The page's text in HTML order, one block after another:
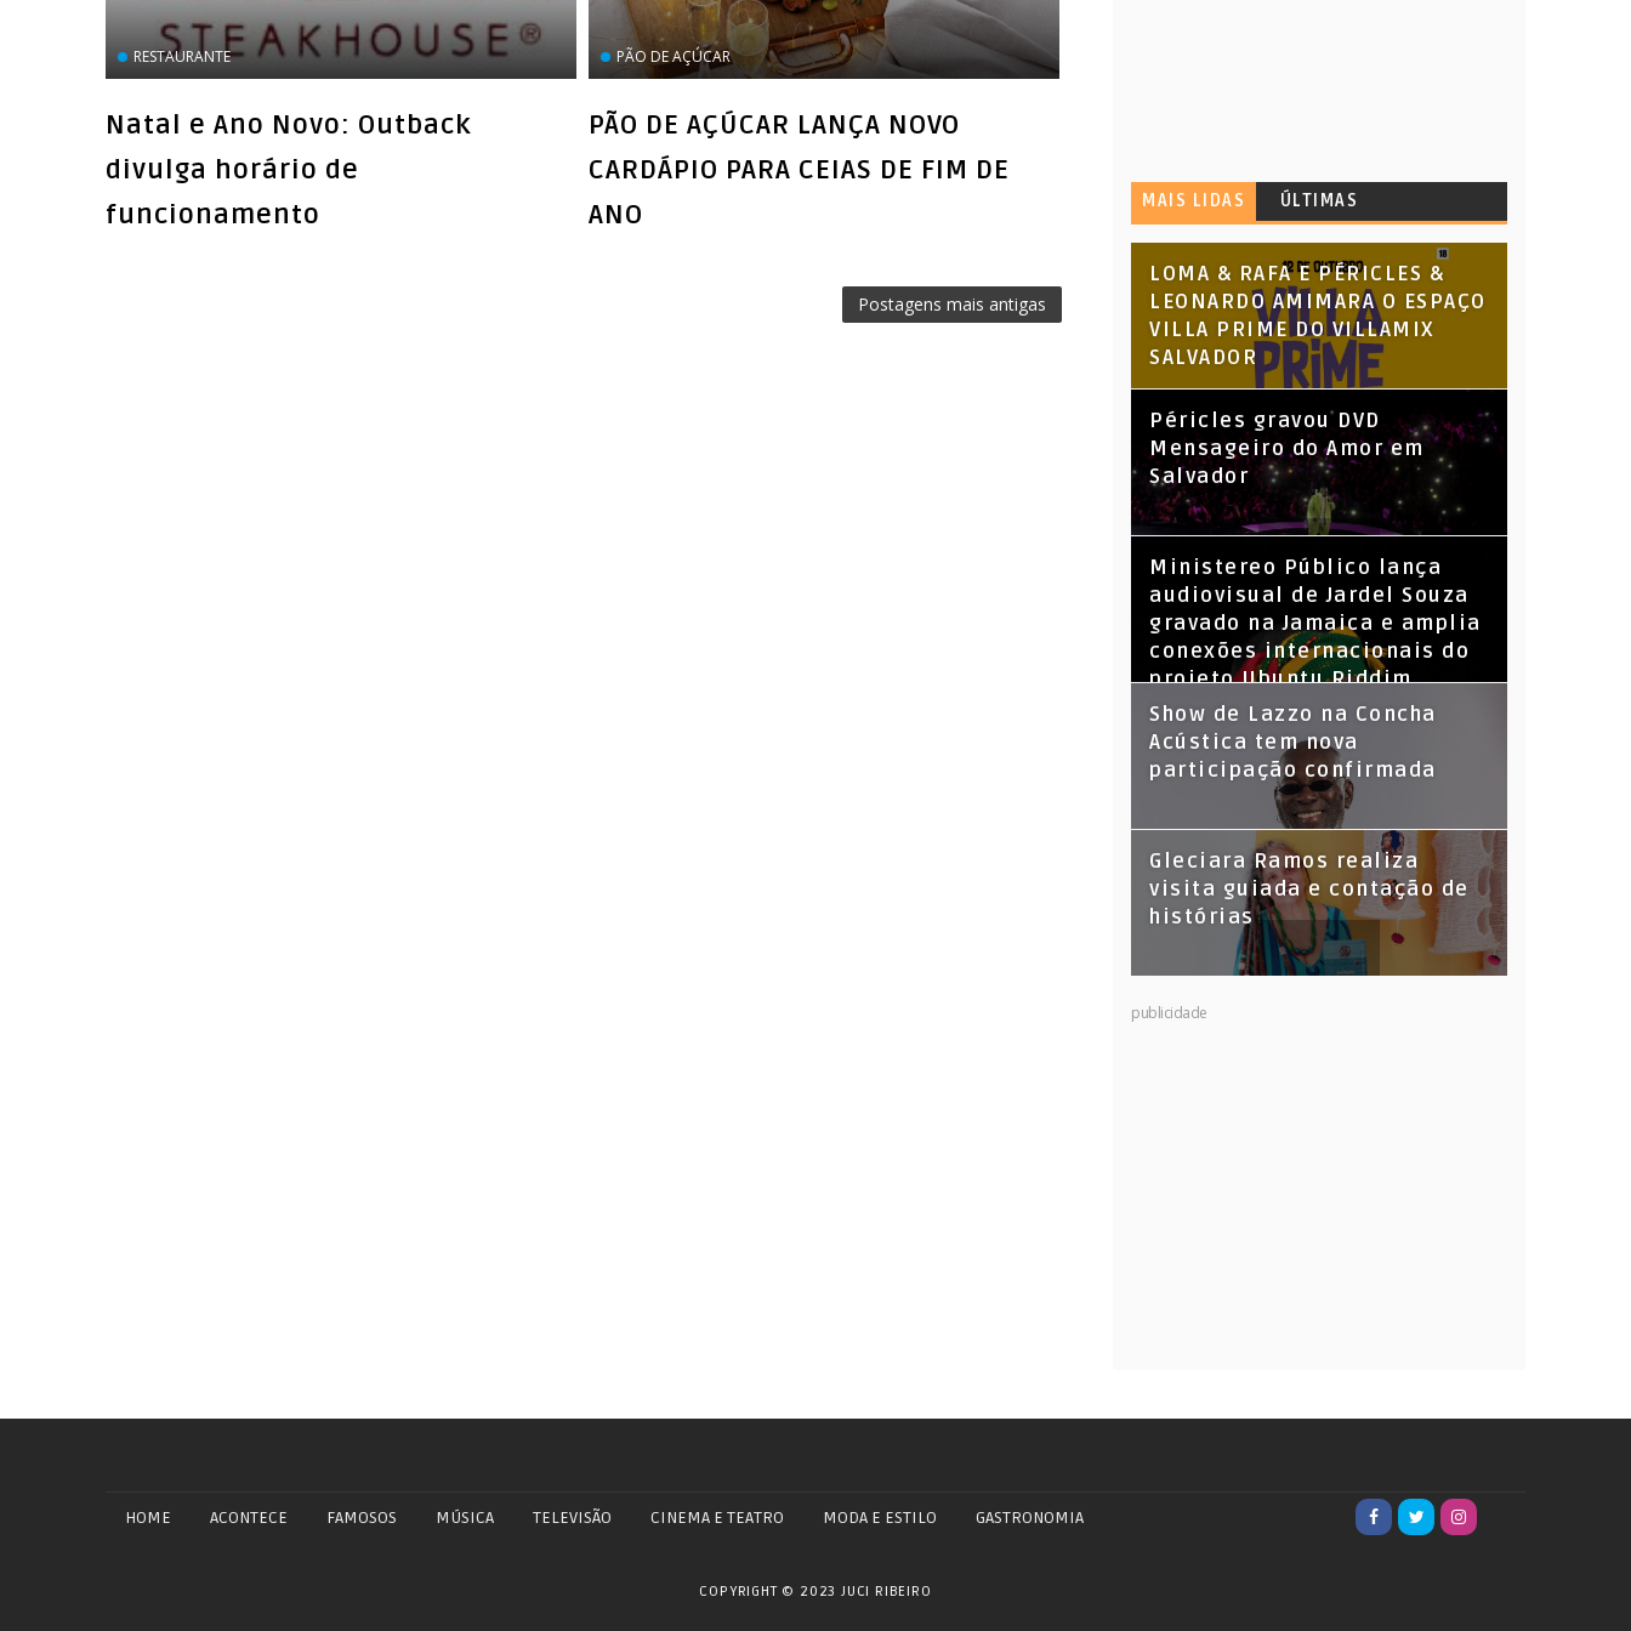
RESTAURANTE
Natal e Ano Novo: Outback
divulga horário de
funcionamento
PÃO DE AÇÚCAR
PÃO DE AÇÚCAR LANÇA NOVO
CARDÁPIO PARA CEIAS DE FIM DE
ANO
Postagens mais antigas
MAIS LIDAS ÚLTIMAS
LOMA & RAFA E PÉRICLES &
LEONARDO AMIMARA O ESPAÇO
VILLA PRIME DO VILLAMIX
SALVADOR
Péricles gravou DVD
Mensageiro do Amor em
Salvador
​Ministereo Público lança
audiovisual de Jardel Souza
gravado na Jamaica e amplia
conexões internacionais do
projeto Ubuntu Riddim
Show de Lazzo na Concha
Acústica tem nova
participação confirmada
Gleciara Ramos realiza
visita guiada e contação de
histórias
publicidade
HOME ACONTECE FAMOSOS MÚSICA TELEVISÃO CINEMA E TEATRO MODA E ESTILO GASTRONOMIA
COPYRIGHT © 2023 JUCI RIBEIRO